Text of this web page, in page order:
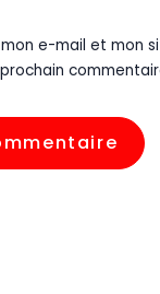
e-mail et mon